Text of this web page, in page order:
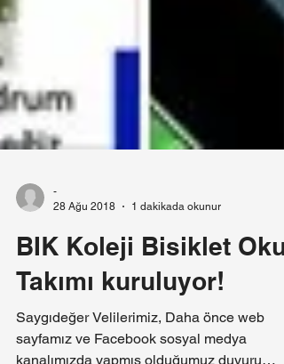
-
BIK Koleji Bisiklet Okul
Takımı kuruluyor!